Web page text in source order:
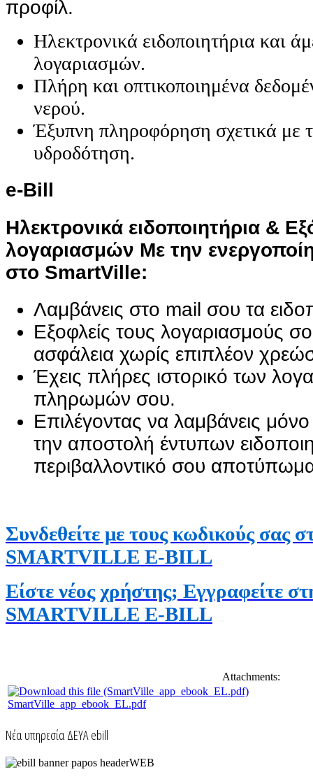
προφίλ.
Ηλεκτρονικά ειδοποιητήρια και
λογαριασμών.
Πλήρη και οπτικοποιημένα
νερού.
Έξυπνη πληροφόρηση σχετικά με
υδροδότηση.
e-Bill
Ηλεκτρονικά ειδοποιητήρια &
λογαριασμών Με την
στο SmartVille:
Λαμβάνεις στο mail σου τα
Εξοφλείς τους λογαριασμούς
ασφάλεια χωρίς επιπλέον
Έχεις πλήρες ιστορικό των
πληρωμών σου.
Επιλέγοντας να λαμβάνεις
την αποστολή έντυπων
περιβαλλοντικό σου
Συνδεθείτε με τους κωδικούς σας
SMARTVILLE E-BILL
Είστε νέος χρήστης; Eγγραφείτε
SMARTVILLE E-BILL
Attachments:
SmartVille_app_ebook_EL.pdf
Nέα υπηρεσία ΔΕΥΑ ebill